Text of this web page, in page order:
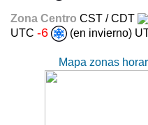
Zona Centro CST / CDT
UTC -6 (en invierno)
Mapa zonas